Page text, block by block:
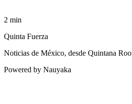
2 min
Quinta Fuerza
Noticias de México, desde Quintana Roo
Powered by Nauyaka